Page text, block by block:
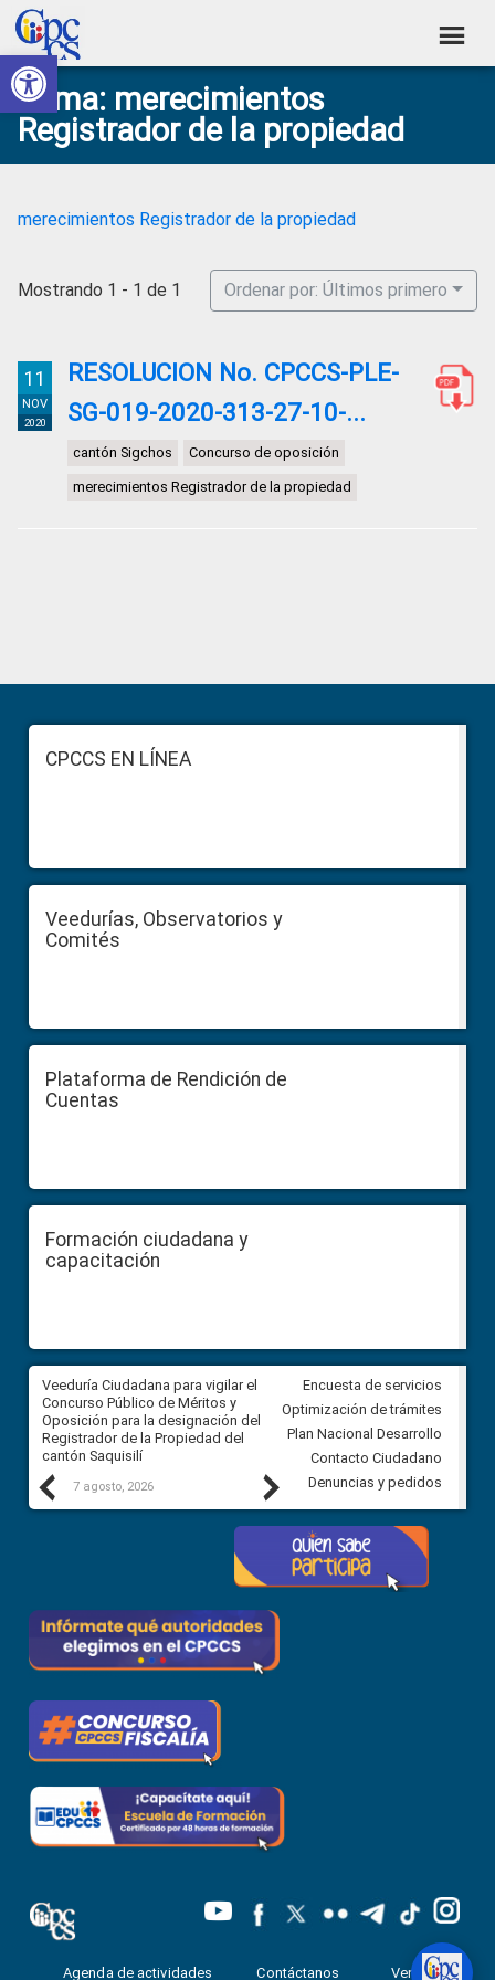
Abrir barra de herramientas
Skip
to
primary
navigation
Skip
to
main
content
Skip
to
primary
sidebar
Skip
to
footer
Consejo
de
Participación
Social
Construyendo
Poder
Ciudadano
Tema: merecimientos
Registrador de la propiedad
merecimientos Registrador de la propiedad
Mostrando 1 - 1 de 1 Ordenar por: Últimos primero
11
NOV
2020
RESOLUCION No. CPCCS-PLE-
SG-019-2020-313-27-10-...
cantón Sigchos Concurso de oposición
merecimientos Registrador de la propiedad
Sidebar
FooterCPCCS EN LÍNEA
Veedurías, Observatorios y
Comités
Plataforma de Rendición de
Cuentas
Formación ciudadana y
capacitación
Previous
Veeduría Ciudadana para vigilar el
Concurso Público de Méritos y
Oposición para la designación del
Registrador de la Propiedad del
cantón Saquisilí
7 agosto, 2026
Veeduría Ciudadana para
construcción del asfaltado de
Ballenita del cantón Santa
7 agosto, 2026
Next
Encuesta de servicios
Optimización de trámites
Plan Nacional Desarrollo
Contacto Ciudadano
Denuncias y pedidos
Agenda de actividades Contáctanos Ventanilla